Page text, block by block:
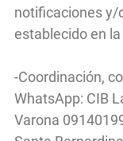
notificaciones y/
establecido en
-Coordinación,
WhatsApp: CIB
Varona